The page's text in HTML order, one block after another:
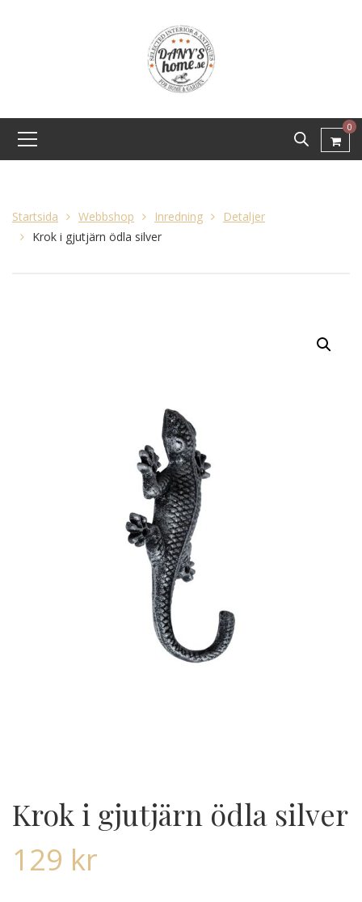
0
Startsida Webbshop Inredning
Detaljer
Krok i gjutjärn ödla silver
Krok i gjutjärn ödla silver
129 kr